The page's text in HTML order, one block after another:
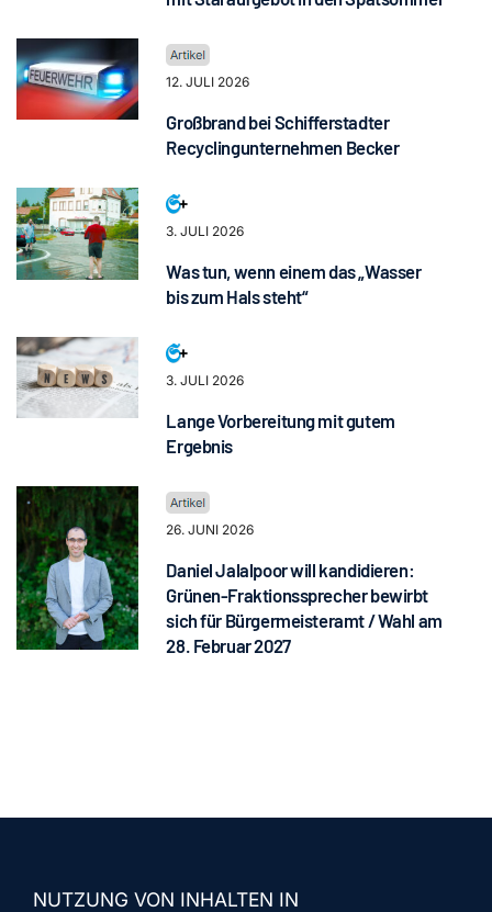
12. JULI 2026
Großbrand bei Schifferstadter
Recyclingunternehmen Becker
3. JULI 2026
Was tun, wenn einem das „Wasser
bis zum Hals steht“
3. JULI 2026
Lange Vorbereitung mit gutem
Ergebnis
26. JUNI 2026
Daniel Jalalpoor will kandidieren:
Grünen-Fraktionssprecher bewirbt
sich für Bürgermeisteramt / Wahl am
28. Februar 2027
NUTZUNG VON INHALTEN IN